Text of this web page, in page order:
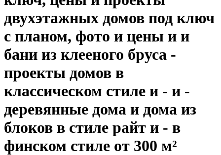
двухэтажных домов под ключ
с планом, фото и цены и и
бани из клееного бруса -
проекты домов в
классическом стиле и - и -
деревянные дома и дома из
блоков в стиле райт и - в
финском стиле от 300 м²